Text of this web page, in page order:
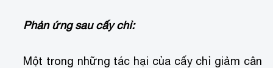
Phản ứng sau cấy chỉ:
Một trong những tác hại của cấy chỉ giảm cân